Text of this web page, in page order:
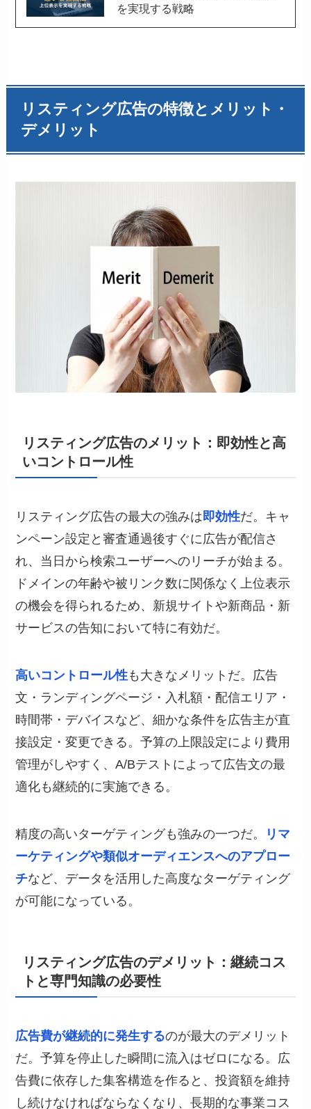
を実現する戦略
リスティング広告の特徴とメリット・
デメリット
リスティング広告のメリット：即効性と高
いコントロール性
リスティング広告の最大の強みは即効性だ。キャ
ンペーン設定と審査通過後すぐに広告が配信さ
れ、当日から検索ユーザーへのリーチが始まる。
ドメインの年齢や被リンク数に関係なく上位表示
の機会を得られるため、新規サイトや新商品・新
サービスの告知において特に有効だ。
高いコントロール性も大きなメリットだ。広告
文・ランディングページ・入札額・配信エリア・
時間帯・デバイスなど、細かな条件を広告主が直
接設定・変更できる。予算の上限設定により費用
管理がしやすく、A/Bテストによって広告文の最
適化も継続的に実施できる。
精度の高いターゲティングも強みの一つだ。
リマ
ーケティングや類似オーディエンスへのアプロー
チなど、データを活用した高度なターゲティング
が可能になっている。
リスティング広告のデメリット：継続コス
トと専門知識の必要性
広告費が継続的に発生するのが最大のデメリット
だ。予算を停止した瞬間に流入はゼロになる。広
告費に依存した集客構造を作ると、投資額を維持
し続けなければならなくなり、長期的な事業コス